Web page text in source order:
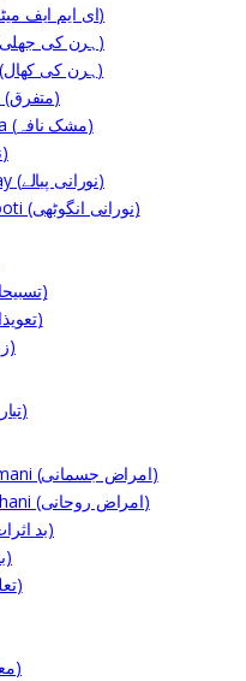
EMF Meter (ای ایم ایف میٹر)
Hiran Ki Jhilli (ہرن کی جھلی)
Hiran Ki Khal (ہرن کی کھال)
Miscellanious (متفرق)
Mushk-e-Nafa (مشک نافہ)
Naginay (نگینے)
Nurani Payalay (نورانی پیالے)
Nurani Anghooti (نورانی انگوٹھی)
Tasbihaat (تسبیحات)
Taweezat (تعویذات)
Zafran (زعفران)
Tayyar Ruhani Ilaj (تیار روحانی علاج)
Amraaz-e-Jismani (امراض جسمانی)
Amraaz-e-Rohani (امراض روحانی)
Bad Asraat (بد اثرات)
Bandish (بندش)
Education (تعلیم)
Moa'ash (معاش)